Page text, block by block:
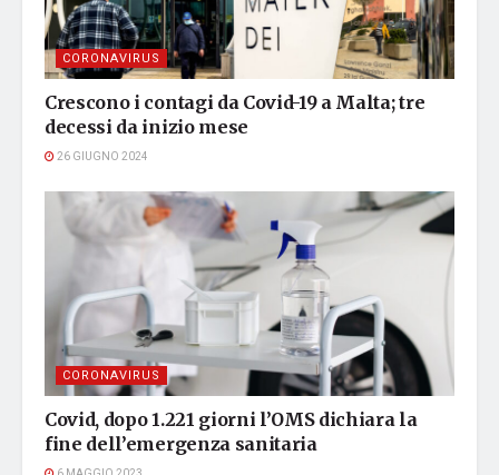
CORONAVIRUS
Crescono i contagi da Covid-19 a Malta; tre
decessi da inizio mese
26 GIUGNO 2024
CORONAVIRUS
Covid, dopo 1.221 giorni l’OMS dichiara la
fine dell’emergenza sanitaria